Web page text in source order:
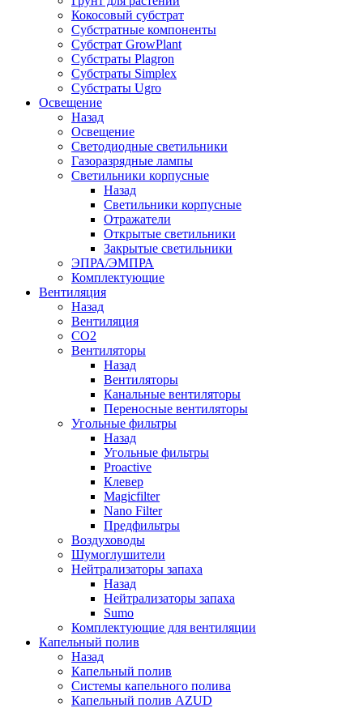
Кокосовый субстрат
Субстратные компоненты
Субстрат GrowPlant
Субстраты Plagron
Субстраты Simplex
Субстраты Ugro
Освещение
Назад
Освещение
Светодиодные светильники
Газоразрядные лампы
Светильники корпусные
Назад
Светильники корпусные
Отражатели
Открытые светильники
Закрытые светильники
ЭПРА/ЭМПРА
Комплектующие
Вентиляция
Назад
Вентиляция
СО2
Вентиляторы
Назад
Вентиляторы
Канальные вентиляторы
Переносные вентиляторы
Угольные фильтры
Назад
Угольные фильтры
Proactive
Клевер
Magicfilter
Nano Filter
Предфильтры
Воздуховоды
Шумоглушители
Нейтрализаторы запаха
Назад
Нейтрализаторы запаха
Sumo
Комплектующие для вентиляции
Капельный полив
Назад
Капельный полив
Системы капельного полива
Капельный полив AZUD